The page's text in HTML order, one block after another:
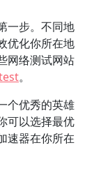
一步。不同地
优化你所在地
网络测试网站
。
个优秀的英雄
可以选择最优
速器在你所在